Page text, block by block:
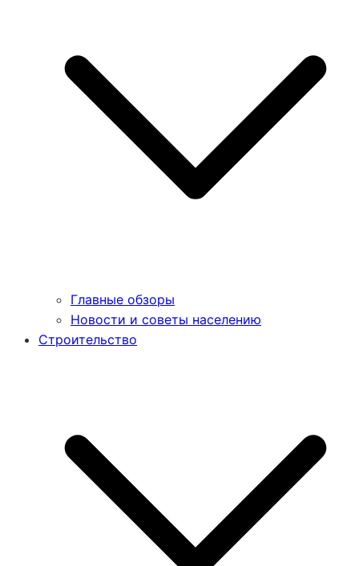
Главные обзоры
Новости и советы населению
Строительство